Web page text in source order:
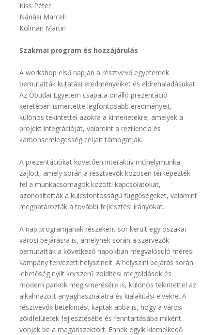
Kiss Péter
Nánási Marcell
Kolman Martin
Szakmai program és hozzájárulás
A workshop első napján a résztvevő egyetemek
bemutatták kutatási eredményeiket és előrehaladásukat.
Az Óbudai Egyetem csapata önálló prezentáció
keretében ismertette legfontosabb eredményeit,
különös tekintettel azokra a kimenetekre, amelyek a
projekt integrációját, valamint a reziliencia és
karbonsemlegesség céljait támogatják.
A prezentációkat követően interaktív műhelymunka
zajlott, amely során a résztvevők közösen térképezték
fel a munkacsomagok közötti kapcsolatokat,
azonosították a kulcsfontosságú függőségeket, valamint
meghatározták a további fejlesztési irányokat.
A nap programjának részeként sor került egy oszakai
városi bejárásra is, amelynek során a szervezők
bemutatták a következő napokban megvalósuló mérési
kampány tervezett helyszíneit. A helyszíni bejárás során
lehetőség nyílt korszerű zöldítési megoldások és
modern parkok megismerésére is, különös tekintettel az
alkalmazott anyaghasználatra és kialakítási elvekre. A
résztvevők betekintést kaptak abba is, hogy a városi
zöldfelületek fejlesztésébe és fenntartásába miként
vonják be a magánszektort. Ennek egyik kiemelkedő